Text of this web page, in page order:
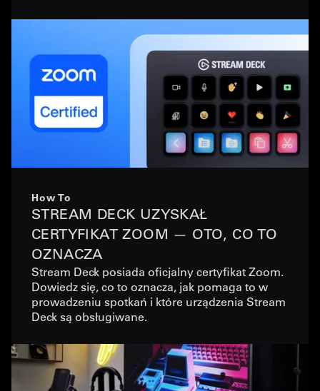
How To
STREAM DECK UZYSKAŁ
CERTYFIKAT ZOOM — OTO, CO TO
OZNACZA
Stream Deck posiada oficjalny certyfikat Zoom.
Dowiedz się, co to oznacza, jak pomaga to w
prowadzeniu spotkań i które urządzenia Stream
Deck są obsługiwane.